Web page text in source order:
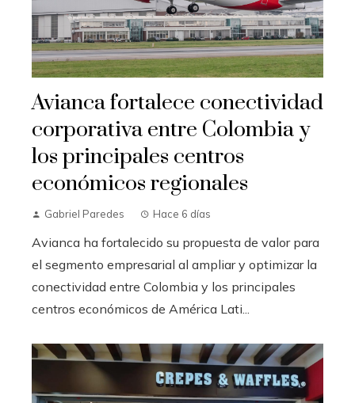
Avianca fortalece conectividad
corporativa entre Colombia y
los principales centros
económicos regionales
Gabriel Paredes Hace 6 días
Avianca ha fortalecido su propuesta de valor para
el segmento empresarial al ampliar y optimizar la
conectividad entre Colombia y los principales
centros económicos de América Lati...